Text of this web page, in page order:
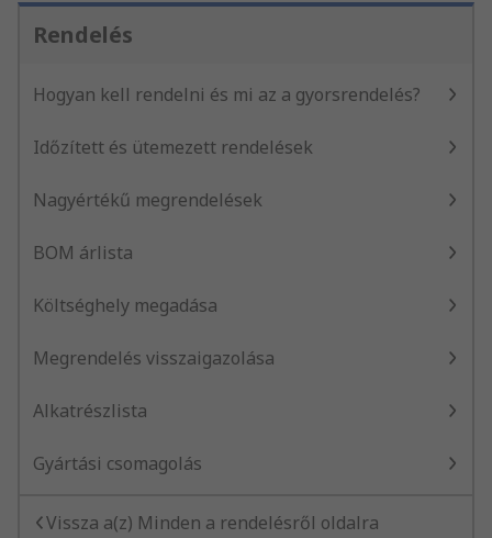
Rendelés
Hogyan kell rendelni és mi az a gyorsrendelés?
Időzített és ütemezett rendelések
Nagyértékű megrendelések
BOM árlista
Költséghely megadása
Megrendelés visszaigazolása
Alkatrészlista
Gyártási csomagolás
Vissza a(z) Minden a rendelésről oldalra